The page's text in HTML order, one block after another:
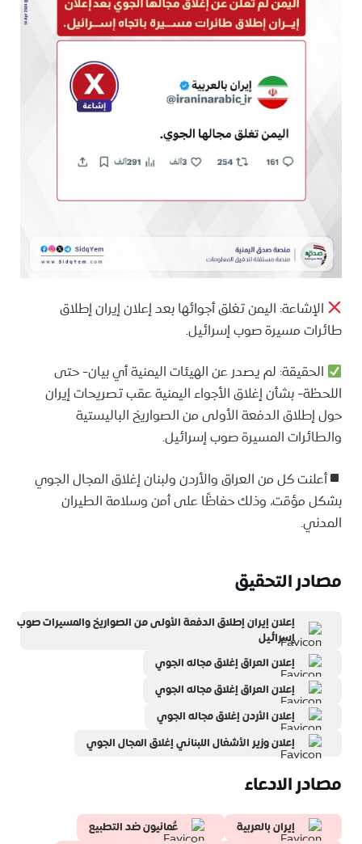
الإشاعة: اليمن تغلق أجوائها بعد إعلان إيران إطلاق
طائرات مسيرة صوب إسرائيل.
الحقيقة: لم يصدر عن الهيئات اليمنية أي بيان- حتى
اللحظة- بشأن إغلاق الأجواء اليمنية عقب تصريحات إيران
حول إطلاق الدفعة الأولى من الصواريخ الباليستية
والطائرات المسيرة صوب إسرائيل.
أعلنت كل من العراق والأردن ولبنان إغلاق المجال الجوي
بشكل مؤقت، وذلك حفاظًا على أمن وسلامة الطيران
المدني.
مصادر التحقيق
إعلان إيران إطلاق الدفعة الأولى من الصواريخ والمسيرات صوب
إسرائيل
إعلان العراق إغلاق مجاله الجوي
إعلان العراق إغلاق مجاله الجوي
إعلان الأردن إغلاق مجاله الجوي
إعلان وزير الأشغال اللبناني إغلاق المجال الجوي
مصادر الادعاء
إيران بالعربية
عُمانيون ضد التطبيع